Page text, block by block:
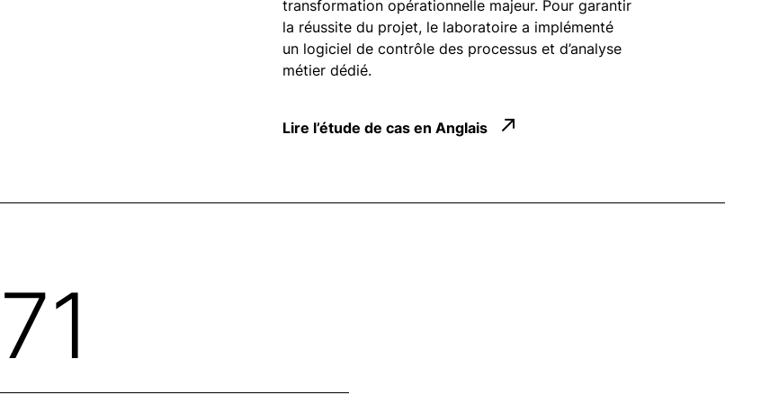
transformation opérationnelle majeur. Pour garantir
la réussite du projet, le laboratoire a implémenté
un logiciel de contrôle des processus et d’analyse
métier dédié.
Lire l’étude de cas en Anglais
71